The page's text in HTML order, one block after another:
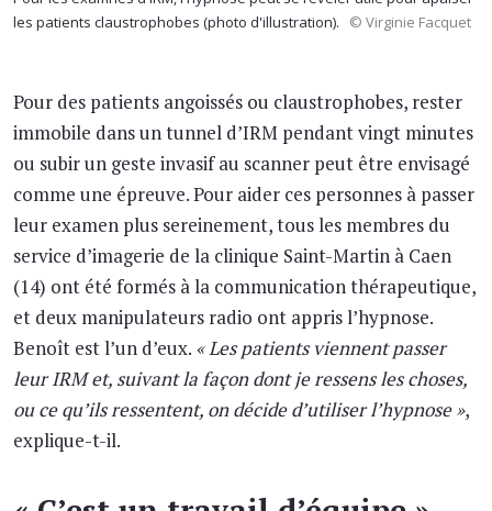
les patients claustrophobes (photo d'illustration).
© Virginie Facquet
Pour des patients angoissés ou claustrophobes, rester
immobile dans un tunnel d’IRM pendant vingt minutes
ou subir un geste invasif au scanner peut être envisagé
comme une épreuve. Pour aider ces personnes à passer
leur examen plus sereinement, tous les membres du
service d’imagerie de la clinique Saint-Martin à Caen
(14) ont été formés à la communication thérapeutique,
et deux manipulateurs radio ont appris l’hypnose.
Benoît est l’un d’eux. « Les patients viennent passer
leur IRM et, suivant la façon dont je ressens les choses,
ou ce qu’ils ressentent, on décide d’utiliser l’hypnose »,
explique-t-il.